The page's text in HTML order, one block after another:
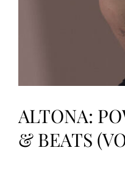
ALTONA:
& BEATS